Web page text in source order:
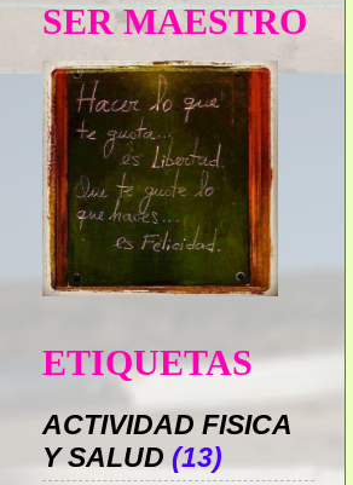
SER MAESTRO
ETIQUETAS
ACTIVIDAD FISICA
Y SALUD (13)